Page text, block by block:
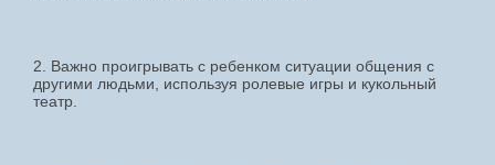
2. Важно проигрывать с ребенком ситуации общения с
другими людьми, используя ролевые игры и кукольный
театр.